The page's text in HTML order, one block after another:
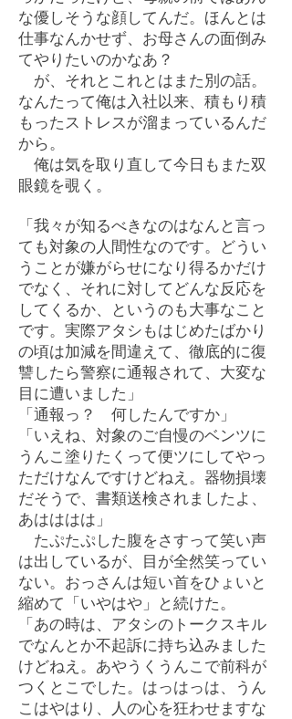
な優しそうな顔してんだ。ほんとは
仕事なんかせず、お母さんの面倒み
てやりたいのかなあ？
が、それとこれとはまた別の話。
なんたって俺は入社以来、積もり積
もったストレスが溜まっているんだ
から。
俺は気を取り直して今日もまた双
眼鏡を覗く。
「我々が知るべきなのはなんと言っ
ても対象の人間性なのです。どうい
うことが嫌がらせになり得るかだけ
でなく、それに対してどんな反応を
してくるか、というのも大事なこと
です。実際アタシもはじめたばかり
の頃は加減を間違えて、徹底的に復
讐したら警察に通報されて、大変な
目に遭いました」
「通報っ？ 何したんですか」
「いえね、対象のご自慢のベンツに
うんこ塗りたくって便ツにしてやっ
ただけなんですけどねえ。器物損壊
だそうで、書類送検されましたよ、
あはははは」
たぷたぷした腹をさすって笑い声
は出しているが、目が全然笑ってい
ない。おっさんは短い首をひょいと
縮めて「いやはや」と続けた。
「あの時は、アタシのトークスキル
でなんとか不起訴に持ち込みました
けどねえ。あやうくうんこで前科が
つくとこでした。はっはっは、うん
こはやはり、人の心を狂わせますな